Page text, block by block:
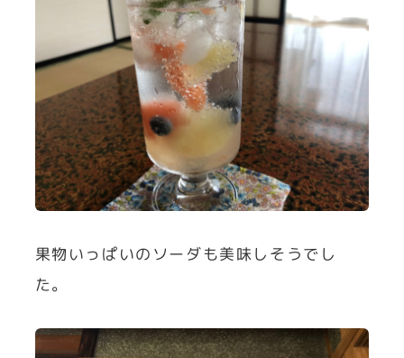
果物いっぱいのソーダも美味しそうでし
た。